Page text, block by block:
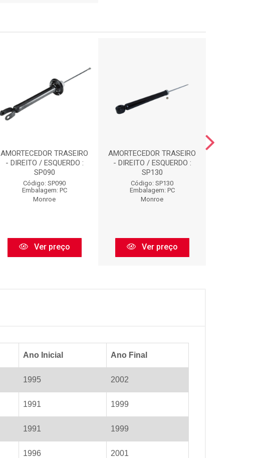
AMORTECEDOR TRASEIRO
- DIREITO / ESQUERDO :
SP090
Código: SP090
Embalagem: PC
Monroe
Ver preço
AMORTECEDOR TRASEIRO
- DIREITO / ESQUERDO :
SP130
Código: SP130
Embalagem: PC
Monroe
Ver preço
Ano Inicial Ano Final
1995 2002
1991 1999
1991 1999
1996 2001